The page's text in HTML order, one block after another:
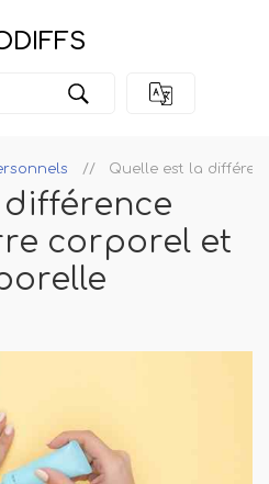
Quelle est la
différence
corporel et